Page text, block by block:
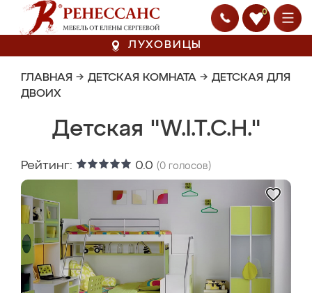
0
ЛУХОВИЦЫ
ГЛАВНАЯ → ДЕТСКАЯ КОМНАТА → ДЕТСКАЯ ДЛЯ
ДВОИХ
Детская "W.I.T.C.H."
Рейтинг: 0.0 (0 голосов)